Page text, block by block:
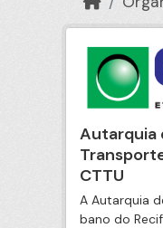
Autarquia
CTTU
A Autarquia
bano do